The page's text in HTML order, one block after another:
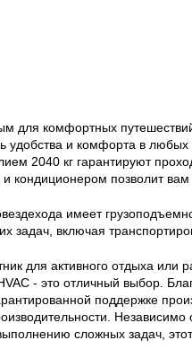
комфортных путешествий
удобства и комфорта в
2040 кг гарантируют
кондиционером позволит
имеет
задач, включая
для активного отдыха или
- это отличный выбор.
поддержке
Независимо
сложных задач,